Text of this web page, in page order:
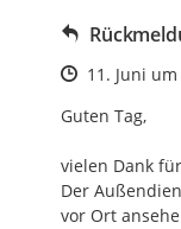
Zeitpunkt
11. Juni
Guten Tag,
vielen Dank
Der
vor Ort